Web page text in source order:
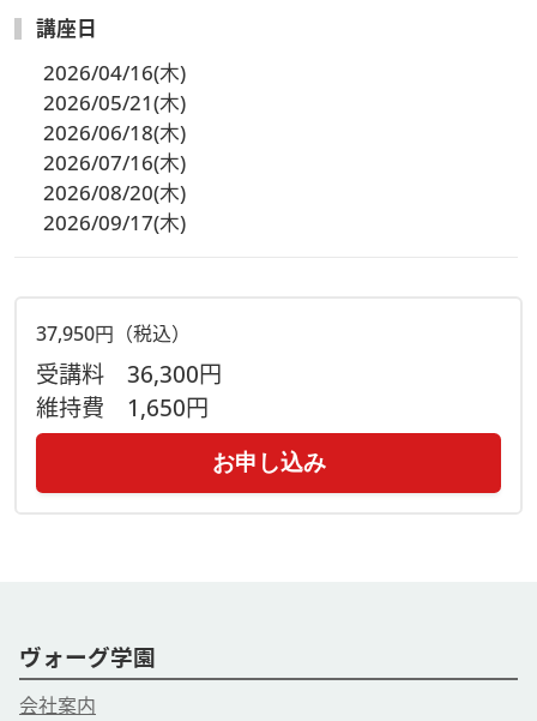
講座日
2026/04/16(木)
2026/05/21(木)
2026/06/18(木)
2026/07/16(木)
2026/08/20(木)
2026/09/17(木)
37,950円（税込）
受講料 36,300円
維持費 1,650円
お申し込み
ヴォーグ学園
会社案内